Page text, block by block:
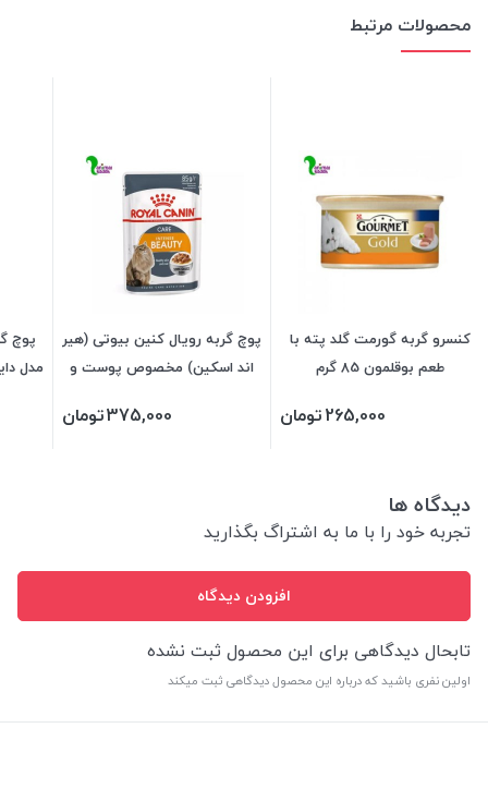
محصولات مرتبط
کنسرو گربه گورمت گلد پته با
طعم بوقلمون 85 گرم
265,000تومان
پوچ گربه رویال کنین بیوتی (هیر
اند اسکین) مخصوص پوست و
375,000تومان
پوچ
مدل
دیدگاه ها
تجربه خود را با ما به اشتراگ بگذارید
افزودن دیدگاه
تابحال دیدگاهی برای این محصول ثبت نشده
اولین نفری باشید که درباره این محصول دیدگاهی ثبت میکند